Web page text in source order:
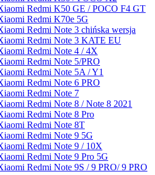
Redmi K50 GE / POCO F4 GT
Redmi K70e 5G
Redmi Note 3 chińska wersja
Redmi Note 3 KATE EU
Redmi Note 4 / 4X
Redmi Note 5/PRO
Redmi Note 5A / Y1
Redmi Note 6 PRO
Redmi Note 7
Redmi Note 8 / Note 8 2021
Redmi Note 8 Pro
Redmi Note 8T
Redmi Note 9 5G
Redmi Note 9 / 10X
Redmi Note 9 Pro 5G
Redmi Note 9S / 9 PRO/ 9 PRO